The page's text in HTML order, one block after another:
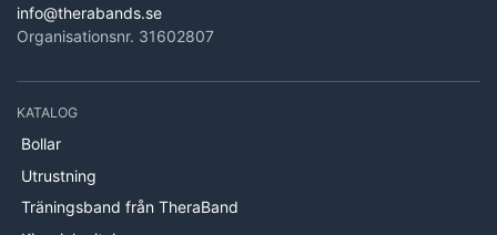
info@therabands.se
Organisationsnr. 31602807
KATALOG
Bollar
Utrustning
Träningsband från TheraBand